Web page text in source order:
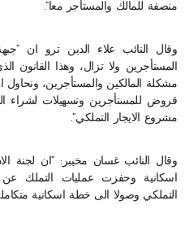
منصفة للمالك والمستأجر معا”.
وقال النائب علاء الدين ترو ان
المستأجرين ولا تزال، وهذا القانون
مشكلة المالكين والمستأجرين،
قروض للمستأجرين وتسهيلات لشراء
مشروع الايجار التملكي”.
وقال النائب غسان مخيبر: “ان لجنة
اسكانية وحفزت عمليات التملك عن
التملكي وصولا الى خطة اسكانية